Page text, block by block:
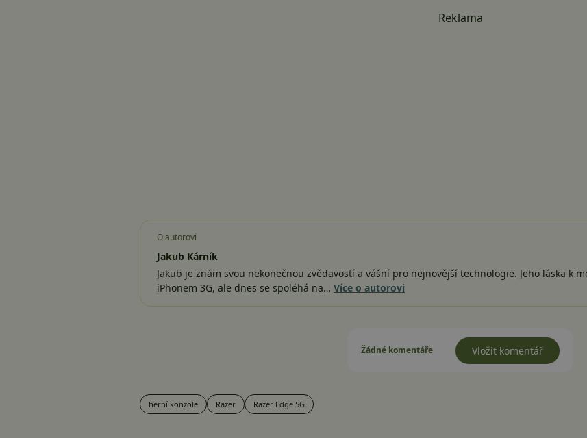
Reklama
O autorovi
Jakub Kárník
Jakub je znám svou nekonečnou zvědavostí a vášní pro nejnovější technologie. Jeho láska k
iPhonem 3G, ale dnes se spoléhá na… Více o autorovi
Žádné komentáře Vložit komentář
herní konzole Razer Razer Edge 5G